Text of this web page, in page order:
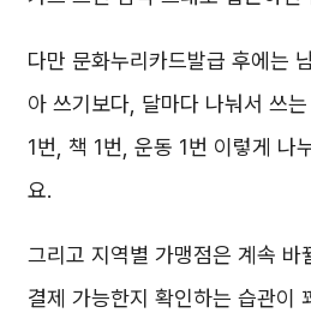
다만 문화누리카드발급 후에는
아 쓰기보다, 달마다 나눠서 쓰
1번, 책 1번, 운동 1번 이렇게 나
요.
그리고 지역별 가맹점은 계속 바
결제 가능한지 확인하는 습관이